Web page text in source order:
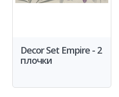
Decor Set Empire - 2
плочки